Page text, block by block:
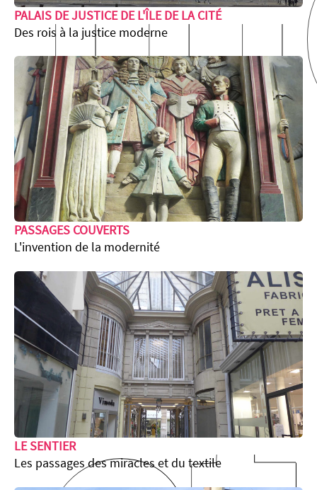
PALAIS DE JUSTICE DE L'ÎLE DE LA CITÉ
Des rois à la justice moderne
PASSAGES COUVERTS
L'invention de la modernité
LE SENTIER
Les passages des miracles et du textile